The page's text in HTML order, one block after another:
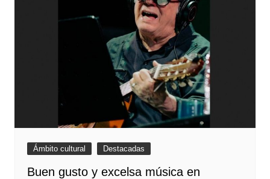
Ámbito cultural Destacadas
Buen gusto y excelsa música en